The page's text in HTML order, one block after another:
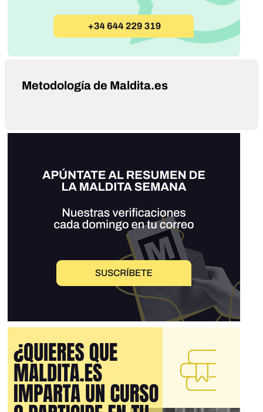
Metodología de Maldita.es